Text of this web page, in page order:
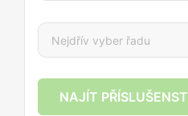
NAJÍT